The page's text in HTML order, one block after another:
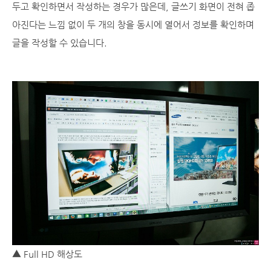
두고 확인하면서 작성하는 경우가 많은데, 글쓰기 화면이 전혀 좁
아진다는 느낌 없이 두 개의 창을 동시에 열어서 정보를 확인하며
글을 작성할 수 있습니다.
▲ Full HD 해상도